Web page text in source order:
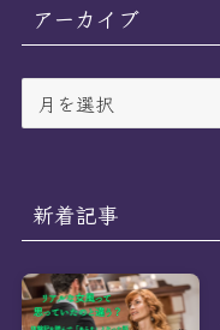
ー
アーカイブ
ー
ブ
新着記事